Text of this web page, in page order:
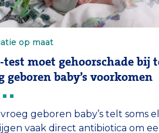
op maat
test moet gehoorschade bij
geboren baby’s voorkomen
vroeg geboren baby’s telt soms
vaak direct antibiotica om